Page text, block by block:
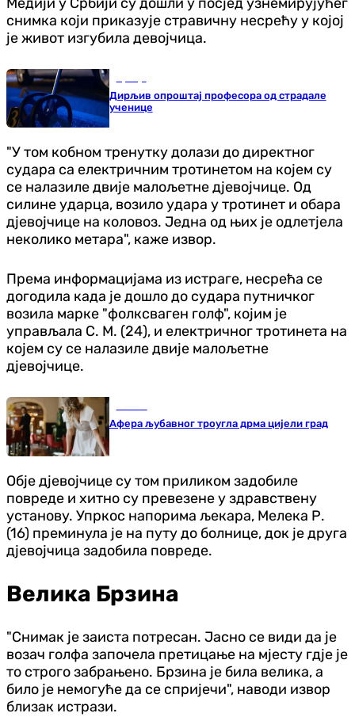
снимка који приказује стравичну несрећу у којој
је живот изгубила девојчица.
Дирљив опроштај професора од страдале
ученице
"У том кобном тренутку долази до директног
судара са електричним тротинетом на којем су
се налазиле двије малољетне дјевојчице. Од
силине ударца, возило удара у тротинет и обара
дјевојчице на коловоз. Једна од њих је одлетјела
неколико метара", каже извор.
Према информацијама из истраге, несрећа се
догодила када је дошло до судара путничког
возила марке "фолксваген голф", којим је
управљала С. М. (24), и електричног тротинета на
којем су се налазиле двије малољетне
дјевојчице.
Афера љубавног троугла дрма цијели град
Обје дјевојчице су том приликом задобиле
повреде и хитно су превезене у здравствену
установу. Упркос напорима љекара, Мелека Р.
(16) преминула је на путу до болнице, док је друга
дјевојчица задобила повреде.
Велика Брзина
"Снимак је заиста потресан. Јасно се види да је
возач голфа започела претицање на мјесту гдје је
то строго забрањено. Брзина је била велика, а
било је немогуће да се спријечи", наводи извор
близак истрази.